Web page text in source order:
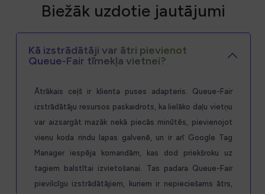
Biežāk uzdotie jautājumi
Kā izstrādātāji var ātri pievienot
Queue-Fair tīmekļa vietnei?
Ātrākais ceļš ir klienta puses adapteris. Queue-Fair
izstrādātāju resursos paskaidrots, ka lielāko daļu vietņu
var aizsargāt mazāk nekā piecās minūtēs, pievienojot
vienu koda rindu lapas galvenē, un ir arī Google Tag
Manager iespēja komandām, kas dod priekšroku uz
tagiem balstītai izvietošanai. Tas padara Queue-Fair
pievilcīgu izstrādātājiem, kuriem ir nepieciešams ātrs,